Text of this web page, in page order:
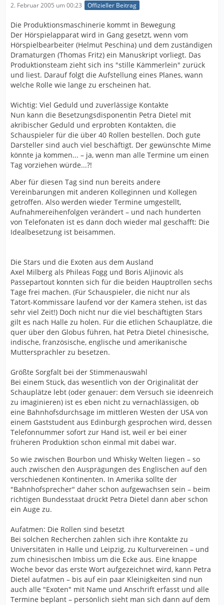
2. Februar 2005 um 00:23 Offizieller Beitrag
Die Produktionsmaschinerie kommt in Bewegung
Der Hörspielapparat wird in Gang gesetzt, wenn vom
Hörspielbearbeiter (Helmut Peschina) und dem zuständigen
Dramaturgen (Thomas Fritz) ein Manuskript vorliegt. Das
Produktionsteam zieht sich ins "stille Kämmerlein" zurück
und liest. Darauf folgt die Aufstellung eines Planes, wann
welche Rolle wie lange zu erscheinen hat.
Wichtig: Viel Geduld und zuverlässige Kontakte
Nun kann die Besetzungsdisponentin Petra Dietel mit
akribischer Geduld und erprobten Kontakten, die
Schauspieler für die über 40 Rollen bestellen. Doch gute
Darsteller sind auch viel beschäftigt. Der gewünschte Mime
könnte ja kommen... – ja, wenn man alle Termine um einen
Tag vorziehen würde...?!
Aber für diesen Tag sind nun bereits andere
Vereinbarungen mit anderen Kolleginnen und Kollegen
getroffen. Also werden wieder Termine umgestellt,
Aufnahmereihenfolgen verändert – und nach hunderten
von Telefonaten ist es dann doch wieder mal geschafft: Die
Idealbesetzung ist beisammen.
Die Stars und die Exoten aus dem Ausland
Axel Milberg als Phileas Fogg und Boris Aljinovic als
Passepartout konnten sich für die beiden Hauptrollen sechs
Tage frei machen. (Für Schauspieler, die nicht nur als
Tatort-Kommissare laufend vor der Kamera stehen, ist das
sehr viel Zeit!) Doch nicht nur die viel beschäftigten Stars
gilt es nach Halle zu holen. Für die etlichen Schauplätze, die
quer über den Globus führen, hat Petra Dietel chinesische,
indische, französische, englische und amerikanische
Muttersprachler zu besetzen.
Größte Sorgfalt bei der Stimmenauswahl
Bei einem Stück, das wesentlich von der Originalität der
Schauplätze lebt (oder genauer: dem Versuch sie ideenreich
zu imaginieren) ist es eben nicht zu vernachlässigen, ob
eine Bahnhofsdurchsage im mittleren Westen der USA von
einem Gaststudent aus Edinburgh gesprochen wird, dessen
Telefonnummer sofort zur Hand ist, weil er bei einer
früheren Produktion schon einmal mit dabei war.
So wie zwischen Bourbon und Whisky Welten liegen – so
auch zwischen den Ausprägungen des Englischen auf den
verschiedenen Kontinenten. In Amerika sollte der
"Bahnhofsprecher" daher schon aufgewachsen sein – beim
richtigen Bundesstaat drückt Petra Dietel dann aber schon
ein Auge zu.
Aufatmen: Die Rollen sind besetzt
Bei solchen Recherchen zahlen sich ihre Kontakte zu
Universitäten in Halle und Leipzig, zu Kulturvereinen – und
zum chinesischen Imbiss um die Ecke aus. Eine knappe
Woche bevor das erste Wort aufgezeichnet wird, kann Petra
Dietel aufatmen – bis auf ein paar Kleinigkeiten sind nun
auch alle "Exoten" mit Name und Anschrift erfasst und alle
Termine beplant – persönlich sieht man sich dann auf dem